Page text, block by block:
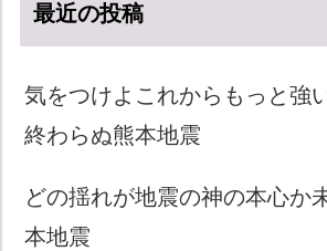
最近の投稿
気をつけよこれからもっと強
終わらぬ熊本地震
どの揺れが地震の神の本心か
本地震